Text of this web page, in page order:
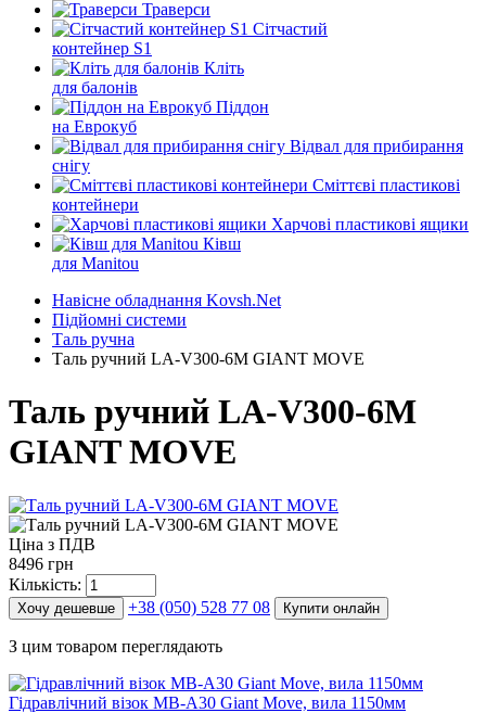
Траверси
Сітчастий
контейнер S1
Кліть
для балонів
Піддон
на Еврокуб
Відвал для прибирання
снігу
Cміттєві пластикові
контейнери
Харчові пластикові ящики
Ківш
для Manitou
Навісне обладнання Kovsh.Net
Підйомні системи
Таль ручна
Таль ручний LA-V300-6M GIANT MOVE
Таль ручний LA-V300-6M
GIANT MOVE
Ціна з ПДВ
8496 грн
Кількість:
Хочу дешевше +38 (050) 528 77 08 Купити онлайн
З цим товаром переглядають
Гідравлічний візок MB-A30 Giant Move, вила 1150мм